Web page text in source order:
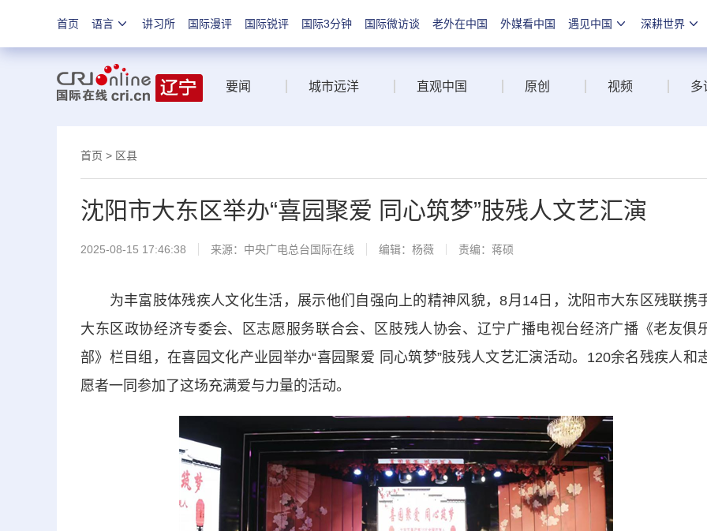
首页 语言 讲习所 国际漫评 国际锐评 国际3分钟 国际微访谈 老外在中国 外媒看中国 遇见中国 深耕世界
要闻 城市远洋 直观中国 原创 视频 多
首页 > 区县
沈阳市大东区举办“喜园聚爱 同心筑梦”肢残人文艺汇演
2025-08-15 17:46:38 来源：中央广电总台国际在线 编辑：杨薇 责编：蒋硕
为丰富肢体残疾人文化生活，展示他们自强向上的精神风貌，8月14日，沈阳市大东区残联携
大东区政协经济专委会、区志愿服务联合会、区肢残人协会、辽宁广播电视台经济广播《老友俱
部》栏目组，在喜园文化产业园举办“喜园聚爱 同心筑梦”肢残人文艺汇演活动。120余名残疾人和
愿者一同参加了这场充满爱与力量的活动。